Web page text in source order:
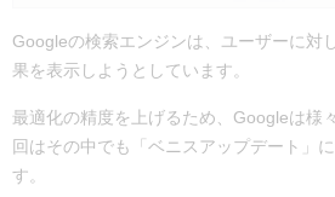
Googleの検索エンジンは、ユーザーに対
果を表示しようとしています。
最適化の精度を上げるため、Googleは様
回はその中でも「ベニスアップデート」
す。